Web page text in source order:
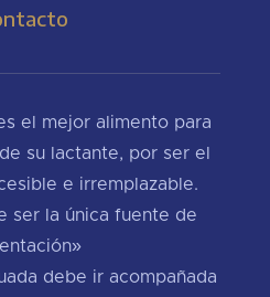
el mejor alimento para
su lactante, por ser el
e irremplazable.
ser la única fuente de
debe ir acompañada